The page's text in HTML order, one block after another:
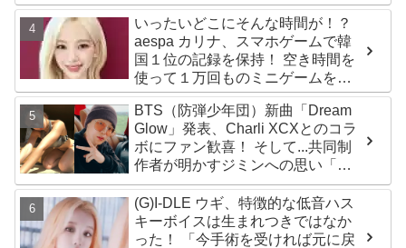
ールズグループ！ デビュー曲
「Magnetic」がいきなりの大ヒッ
ト
いったいどこにそんな時間が！？
aespa カリナ、スマホゲームで韓
国１位の記録を保持！ 空き時間を
使って１万回ものミニゲームをク
リア「芸能人たちが時間がないと
言っているのは全部嘘」
BTS（防弾少年団）新曲「Dream
Glow」発表、Charli XCXとのコラ
ボにファン歓喜！ そして...共同制
作者が明かすジミンへの思い「彼
の夢、そして彼の絶望から生まれ
た歌」
(G)I-DLE ウギ、特徴的な低音ハス
キーボイスは生まれつきではなか
った！ 「今手術を受ければ元に戻